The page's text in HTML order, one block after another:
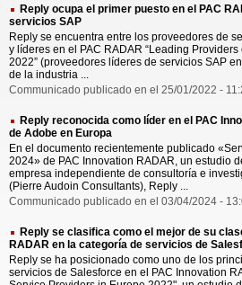
Reply ocupa el primer puesto en el PAC
servicios SAP
Reply se encuentra entre los proveedores de
y líderes en el PAC RADAR “Leading
2022” (proveedores líderes de servicios SAP
de la industria ...
Communicado publicado en el 25/01/2022 -
Reply reconocida como líder en el PAC
de Adobe en Europa
En el documento recientemente publicado
2024» de PAC Innovation RADAR, un estudio
empresa independiente de consultoría e
(Pierre Audoin Consultants), Reply ...
Communicado publicado en el 03/04/2024 -
Reply se clasifica como el mejor de su
RADAR en la categoría de servicios de
Reply se ha posicionado como uno de los
servicios de Salesforce en el PAC Innovation